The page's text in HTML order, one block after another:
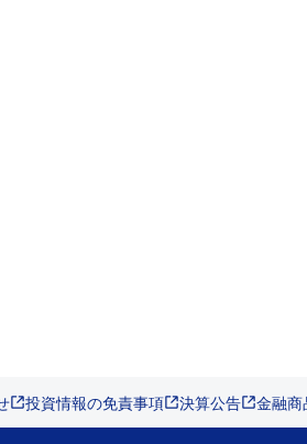
投資情報の免責事項 決算公告 金融